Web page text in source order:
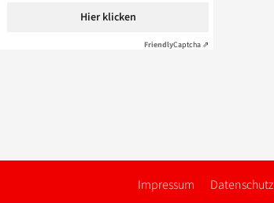
Hier klicken
FriendlyCaptcha ⇗
Impressum Datenschutz